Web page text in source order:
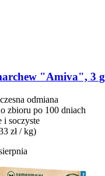
"Amiva", 3 g
odmiana
zbioru po 100 dniach
i soczyste
zł / kg)